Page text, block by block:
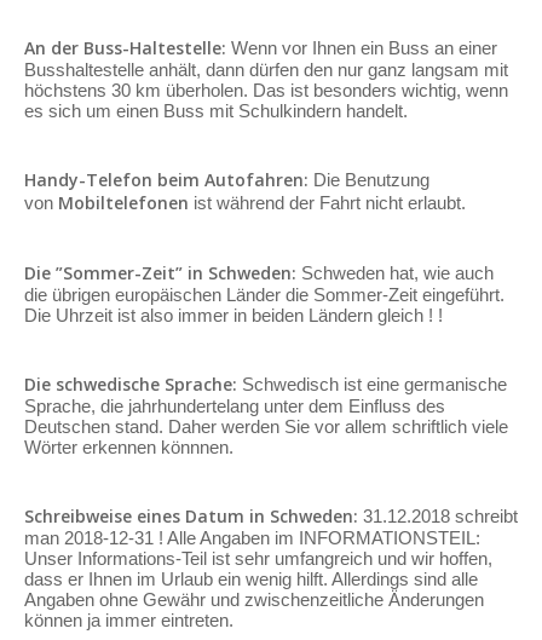
An der Buss-Haltestelle: Wenn vor Ihnen ein Buss an einer
Busshaltestelle anhält, dann dürfen den nur ganz langsam mit
höchstens 30 km überholen. Das ist besonders wichtig, wenn
es sich um einen Buss mit Schulkindern handelt.
Handy-Telefon beim Autofahren: Die Benutzung
von Mobiltelefonen ist während der Fahrt nicht erlaubt.
Die ”Sommer-Zeit” in Schweden: Schweden hat, wie auch
die übrigen europäischen Länder die Sommer-Zeit eingeführt.
Die Uhrzeit ist also immer in beiden Ländern gleich ! !
Die schwedische Sprache: Schwedisch ist eine germanische
Sprache, die jahrhundertelang unter dem Einfluss des
Deutschen stand. Daher werden Sie vor allem schriftlich viele
Wörter erkennen könnnen.
Schreibweise eines Datum in Schweden: 31.12.2018 schreibt
man 2018-12-31 ! Alle Angaben im INFORMATIONSTEIL:
Unser Informations-Teil ist sehr umfangreich und wir hoffen,
dass er Ihnen im Urlaub ein wenig hilft. Allerdings sind alle
Angaben ohne Gewähr und zwischenzeitliche Änderungen
können ja immer eintreten.